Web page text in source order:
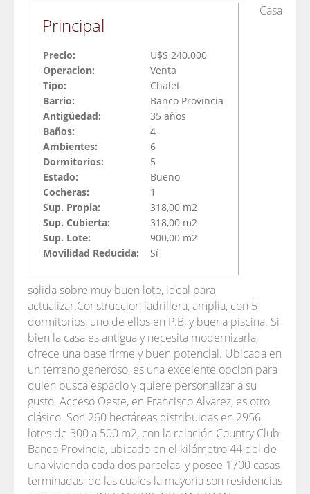
Principal
Precio:
U$S 240.000
Operacion:
Venta
Tipo:
Chalet
Barrio:
Banco Provincia
Antigüedad:
35 años
Baños:
4
Ambientes:
6
Dormitorios:
5
Estado:
Bueno
Cocheras:
1
Sup. Propia:
318,00 m2
Sup. Cubierta:
318,00 m2
Sup. Lote:
900,00 m2
Movilidad Reducida:
Sí
Casa
solida sobre muy buen lote, ideal para
actualizar.Construccion ladrillera, amplia, con 5
dormitorios, uno de ellos en P.B, y buena piscina. Si
bien la casa es antigua y necesita modernizarla,
ofrece una base firme y buen potencial. Ubicada en
un terreno generoso, es una excelente opcion para
quien busca espacio y quiere personalizar a su
gusto. Acceso Oeste, en Francisco Alvarez, es otro
clásico. Son 260 hectáreas distribuidas en 2956
lotes de 300 a 500 m2, con la relación Country Club
Banco Provincia, ubicado en el kilómetro 44 del de
una vivienda cada dos parcelas, y posee 1700 casas
terminadas, de las cuales la mayoria son residencias